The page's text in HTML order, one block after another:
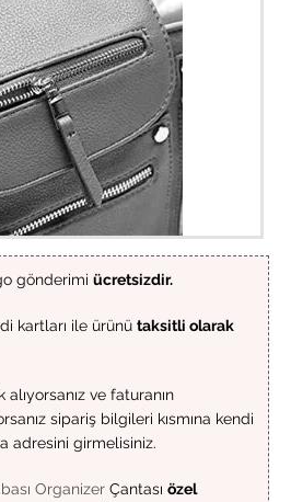
gönderimi ücretsizdir.
kartları ile ürünü taksitli olarak
ve faturanın
sipariş bilgileri kısmına kendi
adresini girmelisiniz.
Organizer Çantası özel